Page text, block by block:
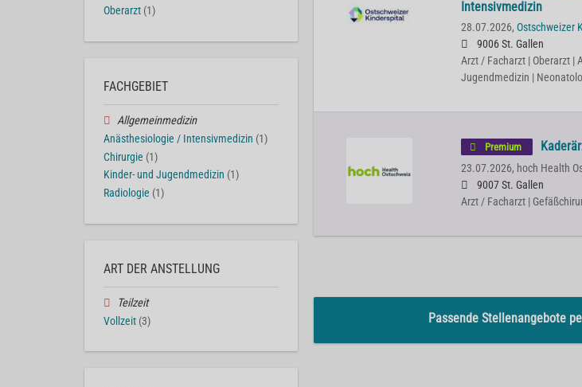
Intensivmedizin
28.07.2026, Ostschweizer
9006 St. Gallen
Arzt / Facharzt | Oberarzt |
Jugendmedizin |
Premium
23.07.2026, hoch Health
9007 St. Gallen
Arzt / Facharzt |
Passende Stellenangebote
Oberarzt (1)
FACHGEBIET
Allgemeinmedizin
Anästhesiologie / Intensivmedizin (1)
Chirurgie (1)
Kinder- und Jugendmedizin (1)
Radiologie (1)
ART DER ANSTELLUNG
Teilzeit
Vollzeit (3)